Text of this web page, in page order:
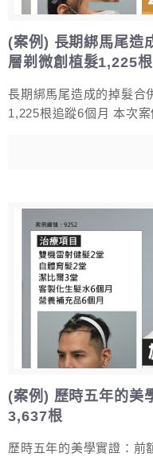
(案例) 長期綁馬尾造
層剃微創植髮1,225
長期綁馬尾造成的掉髮合
1,225根追蹤6個月 本次
(案例) 歷時五年的美
3,637根
歷時五年的美學實證：前